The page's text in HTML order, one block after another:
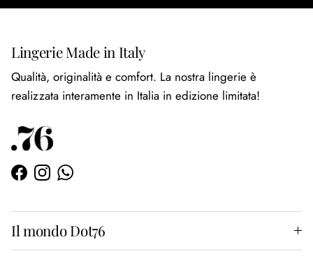
Lingerie Made in Italy
Qualità, originalità e comfort. La nostra lingerie è
realizzata interamente in Italia in edizione limitata!
Facebook
InstagramWhatsApp
Il mondo Dot76